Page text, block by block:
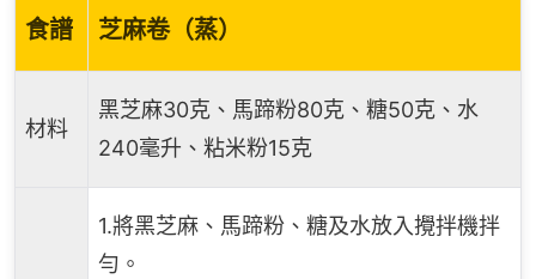
食譜 芝麻卷（蒸）
材料
黑芝麻30克、馬蹄粉80克、糖50克、水
240毫升、粘米粉15克
1.將黑芝麻、馬蹄粉、糖及水放入攪拌機拌
勻。